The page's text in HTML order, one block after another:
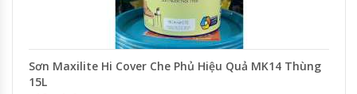
Sơn Maxilite Hi Cover Che Phủ Hiệu Quả MK14 Thùng
15L